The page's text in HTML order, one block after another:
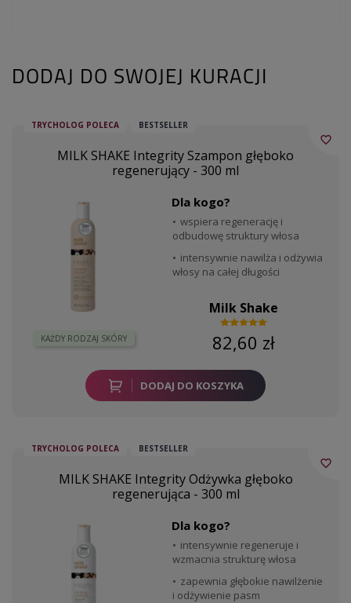
DODAJ DO SWOJEJ KURACJI
TRYCHOLOG POLECA BESTSELLER
MILK SHAKE Integrity Szampon głęboko
regenerujący - 300 ml
KAŻDY RODZAJ SKÓRY
Dla kogo?
wspiera regenerację i
odbudowę struktury włosa
intensywnie nawilża i odżywia
włosy na całej długości
Milk Shake
82,60 zł
DODAJ DO KOSZYKA
favorite_border
TRYCHOLOG POLECA BESTSELLER
MILK SHAKE Integrity Odżywka głęboko
regenerująca - 300 ml
Dla kogo?
intensywnie regeneruje i
wzmacnia strukturę włosa
zapewnia głębokie nawilżenie
i odżywienie pasm
favorite_border